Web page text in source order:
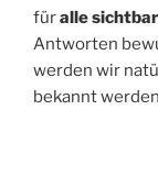
füralle sichtbar
Antworten
werden wir
bekannt